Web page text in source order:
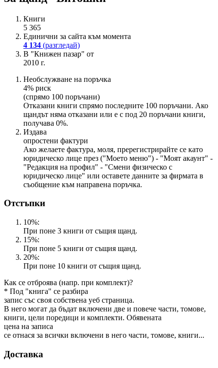
Книги
5 365
Единични за сайта към момента
4 134 (разгледай)
В "Книжен пазар" от
2010 г.
Необслужване на поръчка
4% риск
(спрямо 100 поръчани)
Отказани книги спрямо последните 100 поръчани. Ако
щандът няма отказани или е с под 20 поръчани книги,
получава 0%.
Издава
опростени фактури
Ако желаете фактура, моля, пререгистрирайте се като
юридическо лице през ("Моето меню") - "Моят акаунт" -
"Редакция на профил" - "Смени физическо с
юридическо лице" или оставете данните за фирмата в
съобщение към направена поръчка.
Отстъпки
10%:
При поне 3 книги от същия щанд.
15%:
При поне 5 книги от същия щанд.
20%:
При поне 10 книги от същия щанд.
Как се отброява (напр. при комплект)?
* Под "книга" се разбира
запис със своя собствена уеб страница.
В него могат да бъдат включени две и повече части, томове,
книги, цели поредици и комплекти. Обявената
цена на записа
се отнася за всички включени в него части, томове, книги...
Доставка